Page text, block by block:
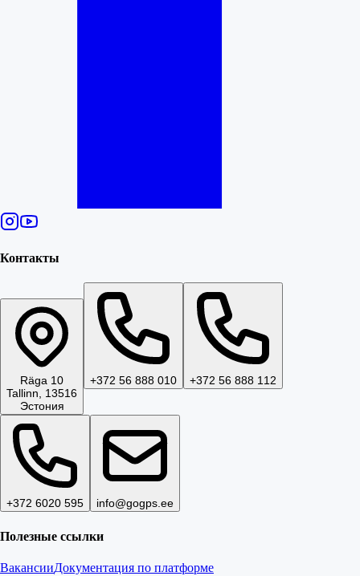
Контакты
Räga 10
Tallinn, 13516
Эстония
+372 56 888 010 +372 56 888 112
+372 6020 595 info@gogps.ee
Полезные ссылки
ВакансииДокументация по платформе